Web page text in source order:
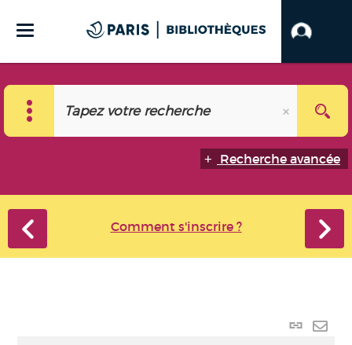
Recherche avancée
Comment s'inscrire ?
Lien